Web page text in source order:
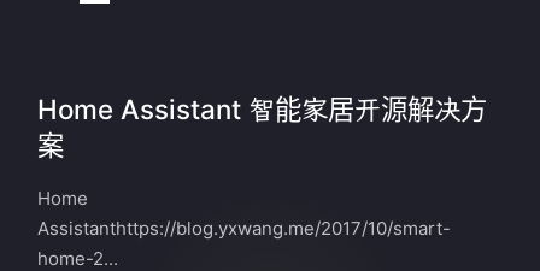
Home Assistant 智能家居开源解决方
案
Home
Assistanthttps://blog.yxwang.me/2017/10/smart-
home-2...